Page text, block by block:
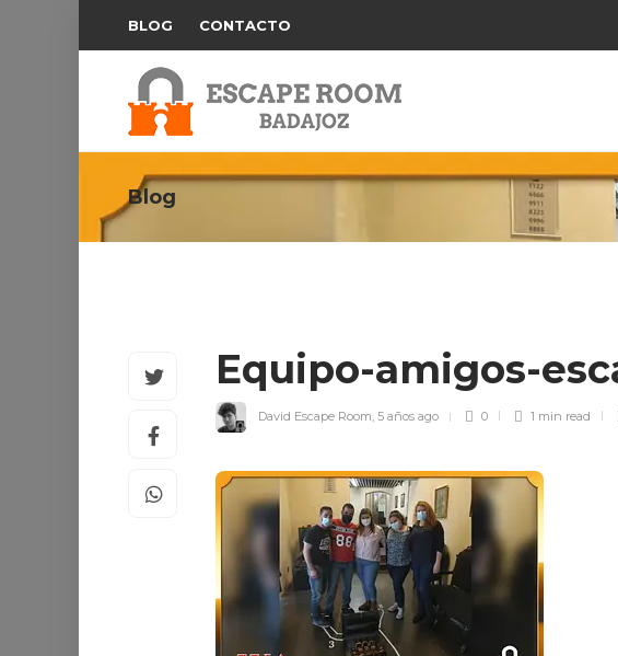
BLOG CONTACTO
Blog
Equipo-amigos-
David Escape Room, 5 años ago 0 1 min read